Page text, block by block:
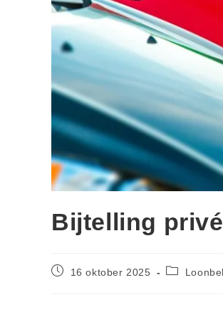
Bijtelling
16 oktober 2025